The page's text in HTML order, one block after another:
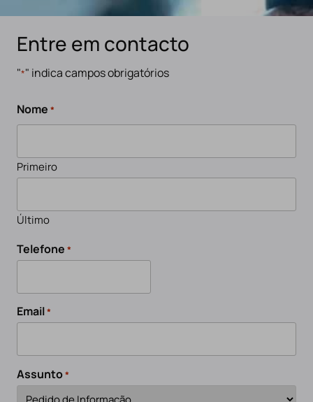
Entre em contacto
"*" indica campos obrigatórios
Nome *
Primeiro
Último
Telefone *
Email*
Assunto*